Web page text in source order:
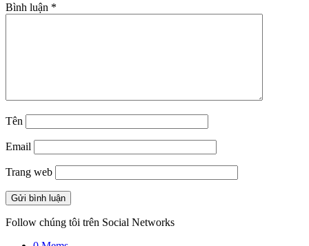
Bình luận *
Tên
Email
Trang web
Follow chúng tôi trên Social Networks